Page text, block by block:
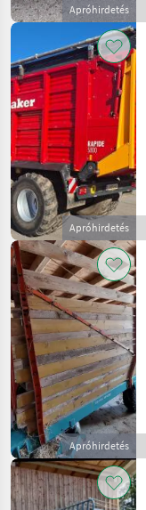
Apróhirdetés
Apróhirdetés
Apróhirdetés